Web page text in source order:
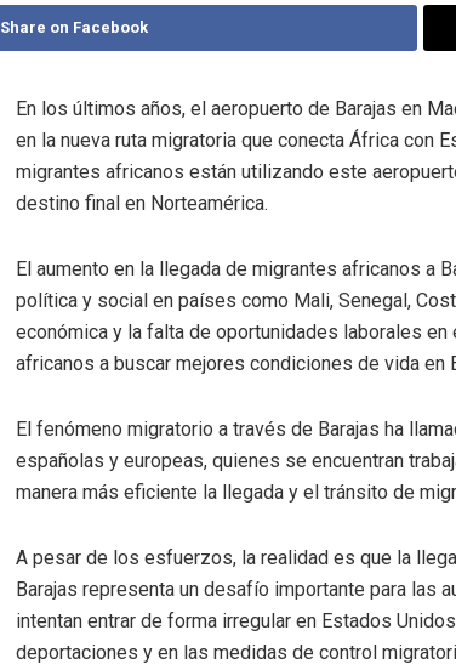
Share on Facebook
En los últimos años, el aeropuerto de Barajas en
en la nueva ruta migratoria que conecta África con
migrantes africanos están utilizando este
destino final en Norteamérica.
El aumento en la llegada de migrantes africanos a
política y social en países como Mali, Senegal,
económica y la falta de oportunidades laborales
africanos a buscar mejores condiciones de vida en
El fenómeno migratorio a través de Barajas ha
españolas y europeas, quienes se encuentran
manera más eficiente la llegada y el tránsito de
A pesar de los esfuerzos, la realidad es que la
Barajas representa un desafío importante para las
intentan entrar de forma irregular en Estados
deportaciones y en las medidas de control